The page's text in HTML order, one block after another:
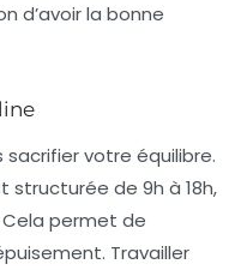
d’avoir la bonne
sacrifier votre équilibre.
structurée de 9h à 18h,
permet de
Travailler